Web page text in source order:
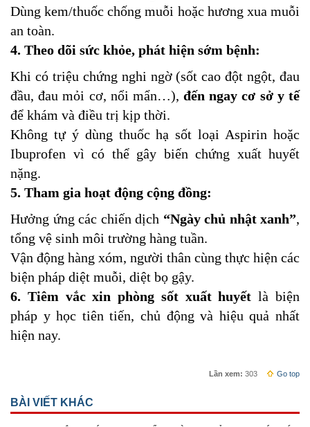
Dùng kem/thuốc chống muỗi hoặc hương xua muỗi
an toàn.
4. Theo dõi sức khỏe, phát hiện sớm bệnh:
Khi có triệu chứng nghi ngờ (sốt cao đột ngột, đau
đầu, đau mỏi cơ, nổi mẩn…),đến ngay cơ sở y tế
để khám và điều trị kịp thời.
Không tự ý dùng thuốc hạ sốt loại Aspirin hoặc
Ibuprofen vì có thể gây biến chứng xuất huyết
nặng.
5. Tham gia hoạt động cộng đồng:
Hưởng ứng các chiến dịch “Ngày chủ nhật xanh”,
tổng vệ sinh môi trường hàng tuần.
Vận động hàng xóm, người thân cùng thực hiện các
biện pháp diệt muỗi, diệt bọ gậy.
6. Tiêm vắc xin phòng sốt xuất huyết là biện
pháp y học tiên tiến, chủ động và hiệu quả nhất
hiện nay.
Lần xem: 303 Go top
BÀI VIẾT KHÁC